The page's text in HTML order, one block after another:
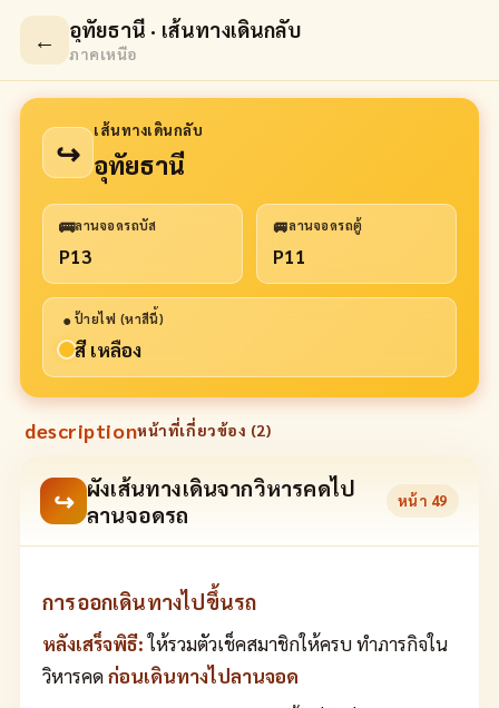
← อุทัยธานี · เส้นทางเดินกลับ
ภาคเหนือ
↪
เส้นทางเดินกลับ
อุทัยธานี
🚌ลานจอดรถบัส
P13
🚐ลานจอดรถตู้
P11
● ป้ายไฟ (หาสีนี้)
สี เหลือง
descriptionหน้าที่เกี่ยวข้อง (2)
↪ ผังเส้นทางเดินจากวิหารคดไป
ลานจอดรถ
หน้า 49
การออกเดินทางไปขึ้นรถ
หลังเสร็จพิธี:ให้รวมตัวเช็คสมาชิกให้ครบ ทำภารกิจใน
วิหารคดก่อนเดินทางไปลานจอด